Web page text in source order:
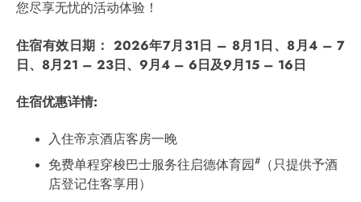
您尽享无忧的活动体验！
住宿有效日期：
2026年7月31日 – 8月1日、8月4 – 7
日、8月21 – 23日、9月4 – 6日及9月15 – 16日
住宿优惠详情:
入住帝京酒店客房一晚
免费单程穿梭巴士服务往启德体育园 #
（只提供予酒
店登记住客享用）